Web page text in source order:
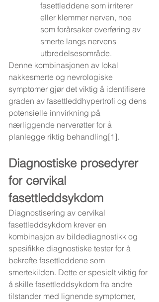
fasettleddene som irriterer
eller klemmer nerven, noe
som forårsaker overføring av
smerte langs nervens
utbredelsesområde.
Denne kombinasjonen av lokal
nakkesmerte og nevrologiske
symptomer gjør det viktig å identifisere
graden av fasettleddhypertrofi og dens
potensielle innvirkning på
nærliggende nerverøtter for å
planlegge riktig behandling[1].
Diagnostiske prosedyrer
for cervikal
fasettleddsykdom
Diagnostisering av cervikal
fasettleddsykdom krever en
kombinasjon av bildediagnostikk og
spesifikke diagnostiske tester for å
bekrefte fasettleddene som
smertekilden. Dette er spesielt viktig for
å skille fasettleddsykdom fra andre
tilstander med lignende symptomer,